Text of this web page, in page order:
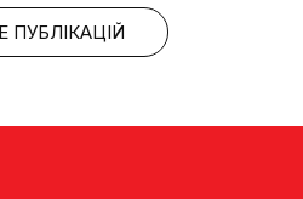
ПУБЛІКАЦІЙ